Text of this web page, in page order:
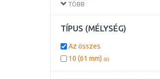
TÖBB
800(1)
TÍPUS (MÉLYSÉG)
Az összes
10 (61 mm) (6)